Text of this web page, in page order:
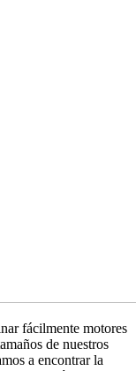
fácilmente motores
de nuestros
a encontrar la